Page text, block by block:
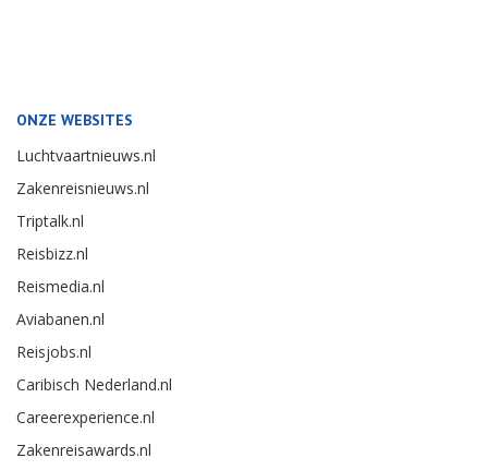
ONZE WEBSITES
Luchtvaartnieuws.nl
Zakenreisnieuws.nl
Triptalk.nl
Reisbizz.nl
Reismedia.nl
Aviabanen.nl
Reisjobs.nl
Caribisch Nederland.nl
Careerexperience.nl
Zakenreisawards.nl